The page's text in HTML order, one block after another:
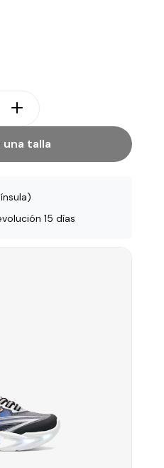
talla
15 días